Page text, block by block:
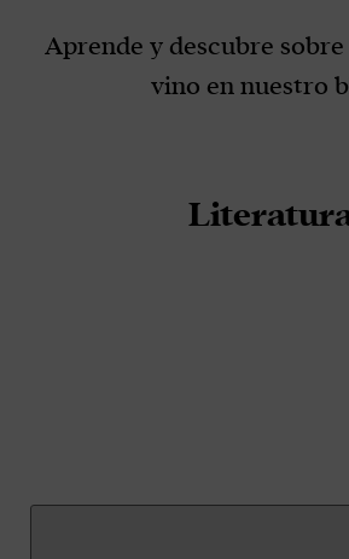
Aprende y descubre
vino en nuestro